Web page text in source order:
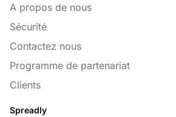
A propos de nous
Sécurité
Contactez nous
Programme de partenariat
Clients
Spreadly